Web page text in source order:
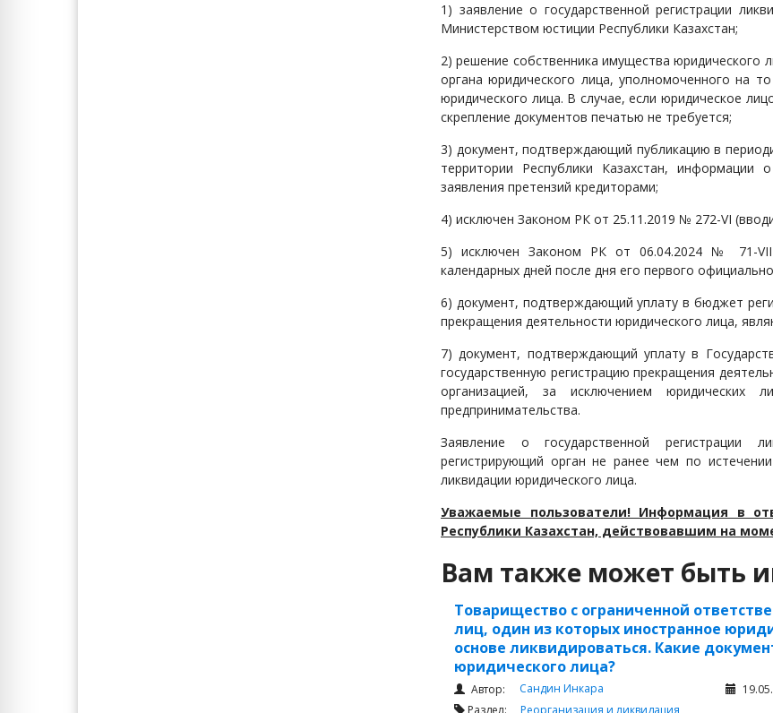
1) заявление о государственной регистрации
Министерством юстиции Республики Казахстан;
2) решение собственника имущества юридического
органа юридического лица, уполномоченного на
юридического лица. В случае, если юридическое
скрепление документов печатью не требуется;
3) документ, подтверждающий публикацию в
территории Республики Казахстан, информации
заявления претензий кредиторами;
4) исключен Законом РК от 25.11.2019 № 272-VI
5) исключен Законом РК от 06.04.2024 № 71-
календарных дней после дня его первого
6) документ, подтверждающий уплату в бюджет
прекращения деятельности юридического лица,
7) документ, подтверждающий уплату в
государственную регистрацию прекращения
организацией, за исключением юридических
предпринимательства.
Заявление о государственной регистрации
регистрирующий орган не ранее чем по
ликвидации юридического лица.
Уважаемые пользователи! Информация в
Республики Казахстан, действовавшим на
Вам также может быть
Товарищество с ограниченной
лиц, один из которых иностранное
основе ликвидироваться. Какие
юридического лица?
Автор: Сандин Инкара
Раздел: Реорганизация и ликвидация